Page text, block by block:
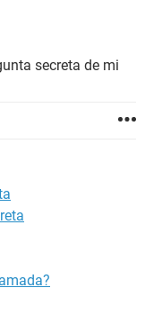
secreta de mi